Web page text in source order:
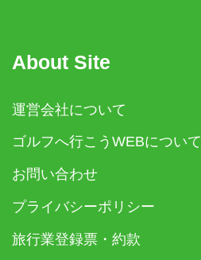
About Site
運営会社について
ゴルフへ行こうWEBについて
お問い合わせ
プライバシーポリシー
旅行業登録票・約款